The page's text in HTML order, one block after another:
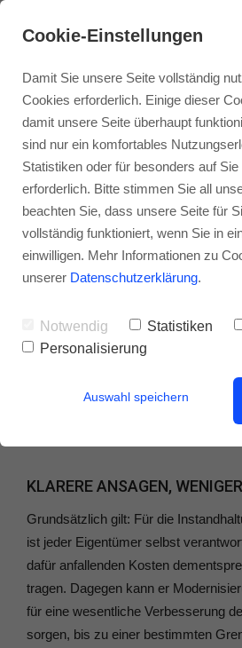
Der BGH hat entschieden:
Mieterrechte gegen
ein wegweisendes Urteil bezüglich
Modernisierungskosten. Die
Riegel vorschieben, bei der als
KLARERE ANSAGEN,
Grundsätzlich gilt: Für die
ist jeder Eigentümer selbst
dafür anfallenden Kosten
tragen. Dagegen kann er
für eine wesentliche Verbesserung
sorgen, bis zu einer bestimmten
Cookie-Einstellungen
Damit Sie unsere Seite vollständig
Cookies erforderlich. Einige dieser
damit unsere Seite überhaupt
sind nur ein komfortables
Statistiken oder für besonders auf
erforderlich. Bitte stimmen Sie all
beachten Sie, dass unsere Seite für
vollständig funktioniert, wenn Sie in
einwilligen. Mehr Informationen zu
unserer Datenschutzerklärung.
Notwendig Statistiken
Personalisierung
Auswahl speichern